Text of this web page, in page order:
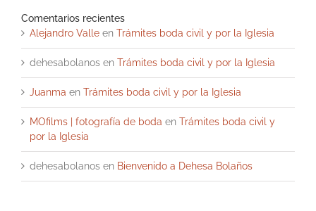
Comentarios recientes
Alejandro Valle en Trámites boda civil y por la Iglesia
dehesabolanos en Trámites boda civil y por la Iglesia
Juanma en Trámites boda civil y por la Iglesia
MOfilms | fotografía de boda en Trámites boda civil y
por la Iglesia
dehesabolanos en Bienvenido a Dehesa Bolaños